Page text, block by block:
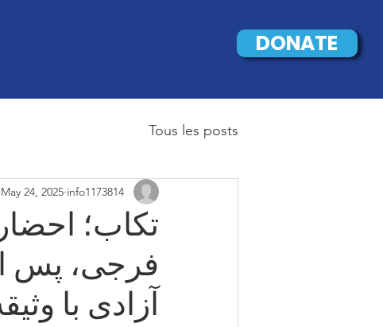
DONATE
Tous les posts
تکاب؛
فرجی، پس
آزادی با وثیقه ۳
info1173814
May 24, 2025